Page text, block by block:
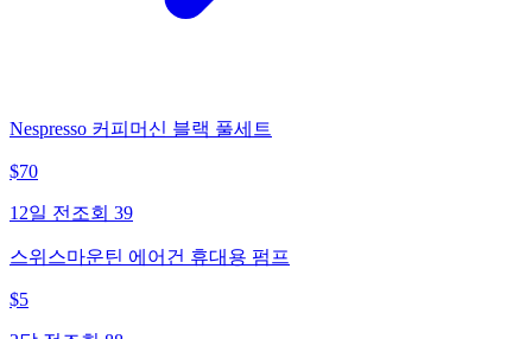
Nespresso 커피머신 블랙 풀세트
$70
12일 전 조회 39
스위스마운틴 에어건 휴대용 펌프
$5